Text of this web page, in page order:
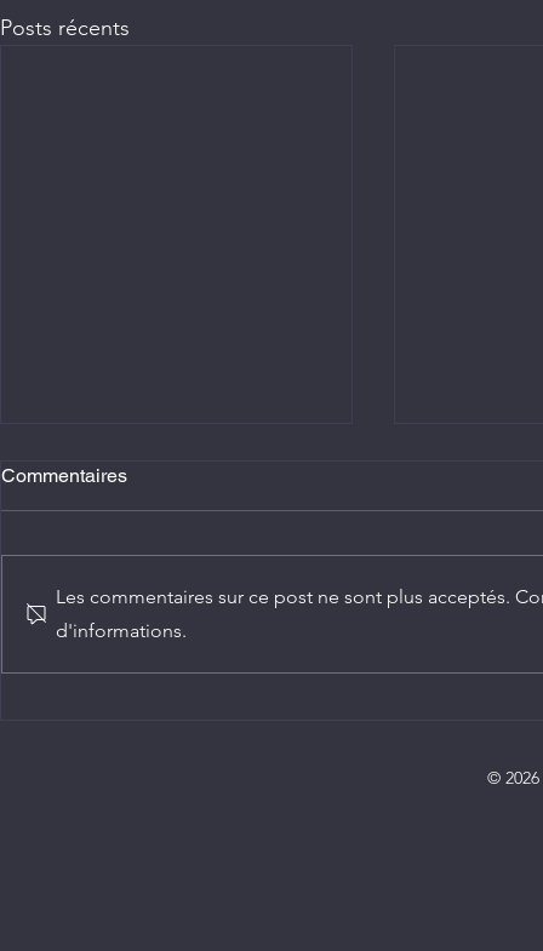
Posts récents
Commentaires
Les commentaires sur ce post ne sont plus acceptés.
d'informations.
©